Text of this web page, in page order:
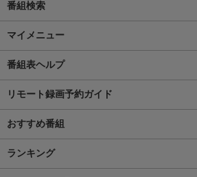
番組検索
マイメニュー
番組表ヘルプ
リモート録画予約ガイド
おすすめ番組
ランキング